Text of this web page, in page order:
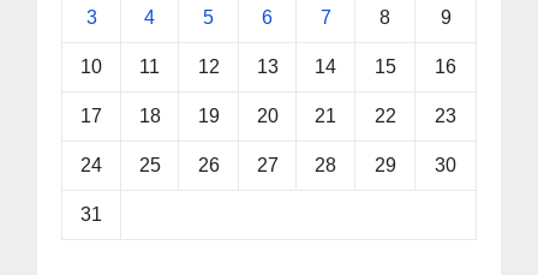
3 4 5 6 7 8 9
10 11 12 13 14 15 16
17 18 19 20 21 22 23
24 25 26 27 28 29 30
31